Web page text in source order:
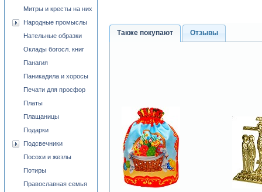
Также покупают Отзывы
Митры и кресты на них
Народные промыслы
Нательные образки
Оклады богосл. книг
Панагия
Паникадила и хоросы
Печати для просфор
Платы
Плащаницы
Подарки
Подсвечники
Посохи и жезлы
Потиры
Православная семья